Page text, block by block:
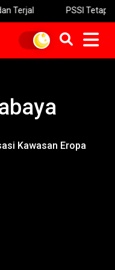
Terjal PSSI
Kawasan Eropa